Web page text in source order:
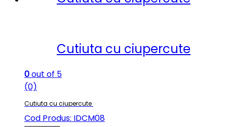
Cutiuta cu ciupercute
0out of 5
(0)
Cutiuta cu ciupercute
Cod Produs: IDCM08